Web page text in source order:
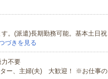
。(派遣)長期勤務可能。基本土日祝
づきを見る
不要
ター、主婦(夫) 大歓迎！ ※お仕事の